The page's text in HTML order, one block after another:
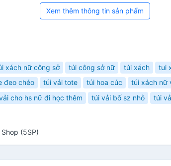
Xem thêm thông tin sản phẩm
xách nữ công sở túi công sở nữ túi xách tui
đeo chéo túi vải tote túi hoa cúc túi xách nữ
cho hs nữ đi học thêm túi vải bố sz nhỏ túi
(5SP)